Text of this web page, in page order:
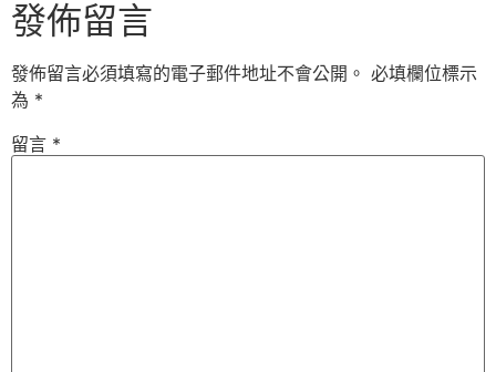
發佈留言
發佈留言必須填寫的電子郵件地址不會公開。 必填欄位標示
為 *
留言 *